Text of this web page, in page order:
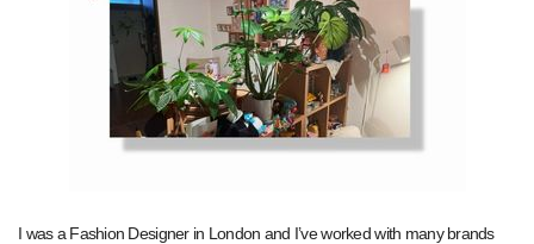
I was a Fashion Designer in London and I’ve worked with many brands